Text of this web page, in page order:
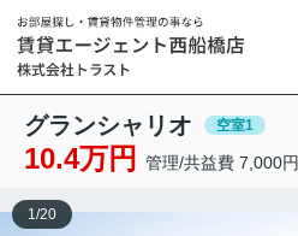
グランシャリオ 空室1
10.4万円 管理/共益費 7,000円
1/20